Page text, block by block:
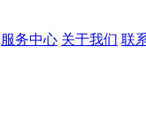
服务中心 关于我们 联